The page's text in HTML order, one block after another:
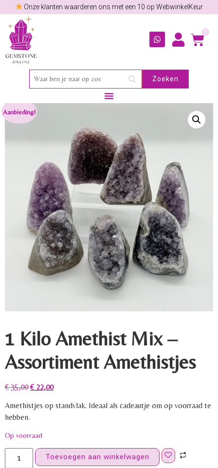
Onze klanten waarderen ons met een 10 op WebwinkelKeur
0
Aanbieding!
1 Kilo Amethist Mix –
Assortiment Amethistjes
€35,00 € 22,00
Amethistjes op standvlak. Ideaal als cadeautje om op voorraad te
hebben.
Op voorraad
Toevoegen aan winkelwagen